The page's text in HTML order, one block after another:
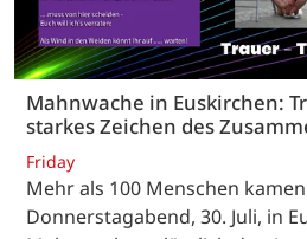
Mahnwache in Euskirchen:
starkes Zeichen des
Friday
Mehr als 100 Menschen
Donnerstagabend, 30. Juli, in